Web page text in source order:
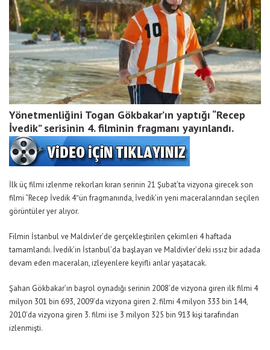
Yönetmenliğini Togan Gökbakar’ın yaptığı “Recep
İvedik” serisinin 4. filminin fragmanı yayınlandı.
İlk üç filmi izlenme rekorları kıran serinin 21 Şubat’ta vizyona girecek son
filmi “Recep İvedik 4″ün fragmanında, İvedik’in yeni maceralarından seçilen
görüntüler yer alıyor.
Filmin İstanbul ve Maldivler’de gerçekleştirilen çekimleri 4 haftada
tamamlandı. İvedik’in İstanbul’da başlayan ve Maldivler’deki ıssız bir adada
devam eden maceraları, izleyenlere keyifli anlar yaşatacak.
Şahan Gökbakar’ın başrol oynadığı serinin 2008’de vizyona giren ilk filmi 4
milyon 301 bin 693, 2009’da vizyona giren 2. filmi 4 milyon 333 bin 144,
2010’da vizyona giren 3. filmi ise 3 milyon 325 bin 913 kişi tarafından
izlenmişti.